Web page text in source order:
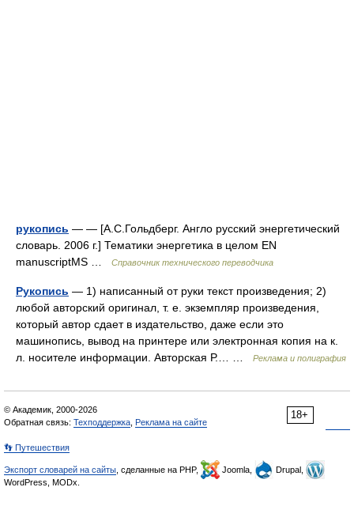
рукопись — — [А.С.Гольдберг. Англо русский энергетический
словарь. 2006 г.] Тематики энергетика в целом EN
manuscriptMS …
Справочник технического переводчика
Рукопись — 1) написанный от руки текст произведения; 2)
любой авторский оригинал, т. е. экземпляр произведения,
который автор сдает в издательство, даже если это
машинопись, вывод на принтере или электронная копия на к.
л. носителе информации. Авторская Р.… …
Реклама и полиграфия
18+
© Академик, 2000-2026
Обратная связь: Техподдержка Реклама на сайте
👣 Путешествия
Экспорт словарей на сайты , сделанные на PHP, Joomla,
Drupal,
WordPress, MODx.